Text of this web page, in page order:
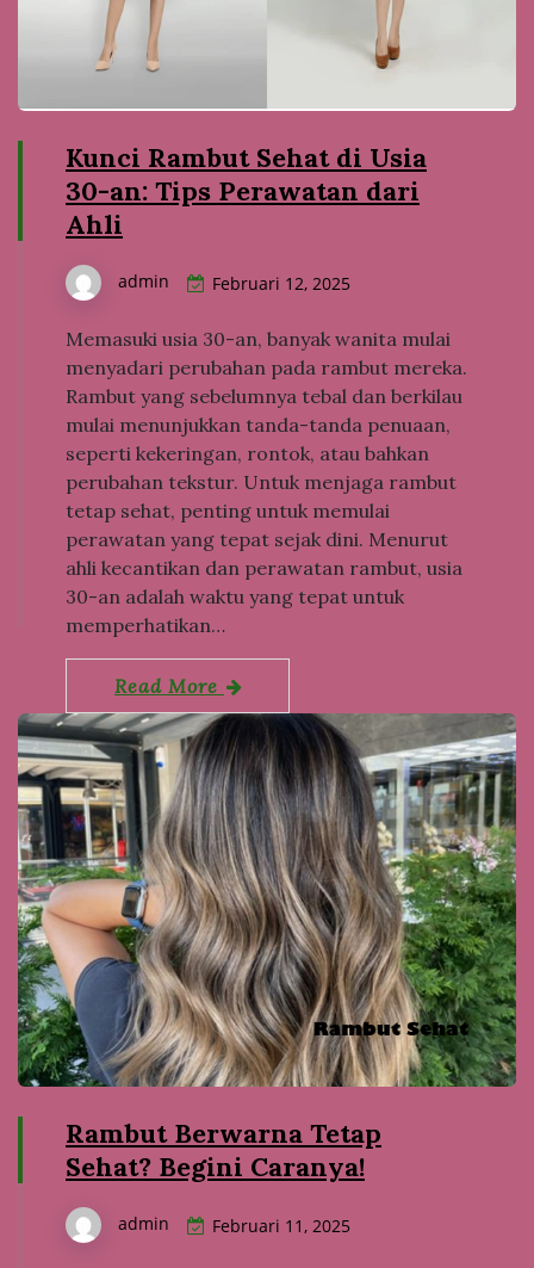
Kunci Rambut Sehat di Usia
30-an: Tips Perawatan dari
Ahli
admin Februari 12, 2025
Memasuki usia 30-an, banyak wanita mulai
menyadari perubahan pada rambut mereka.
Rambut yang sebelumnya tebal dan berkilau
mulai menunjukkan tanda-tanda penuaan,
seperti kekeringan, rontok, atau bahkan
perubahan tekstur. Untuk menjaga rambut
tetap sehat, penting untuk memulai
perawatan yang tepat sejak dini. Menurut
ahli kecantikan dan perawatan rambut, usia
30-an adalah waktu yang tepat untuk
memperhatikan…
Read More
Rambut Berwarna Tetap
Sehat? Begini Caranya!
admin Februari 11, 2025